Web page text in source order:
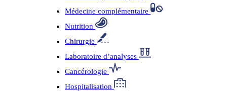
Médecine complémentaire
Nutrition
Chirurgie
Laboratoire d’analyses
Cancérologie
Hospitalisation